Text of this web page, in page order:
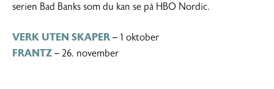
serien Bad Banks som du kan se på HBO Nordic.
VERK UTEN SKAPER – 1 oktober
FRANTZ – 26. november